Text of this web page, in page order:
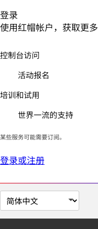
登录
使用红帽帐户，获取更多
控制台访问
活动报名
培训和试用
世界一流的支持
某些服务可能需要订阅。
登录或注册
切
换